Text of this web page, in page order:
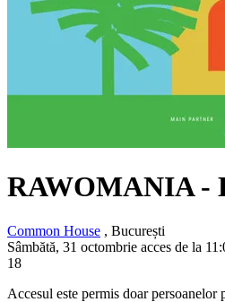
RAWOMANIA -
Common House , București
Sâmbătă, 31 octombrie acces de la
18
Accesul este permis doar persoanelor